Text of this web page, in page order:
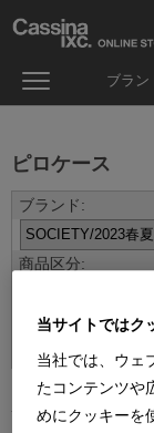
ブラン
ピロケース
並べ替え：
当サイトではク
当社では、ウェ
たコンテンツや
めにクッキーを